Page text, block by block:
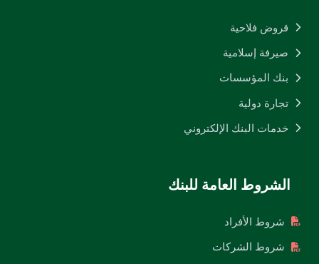
قروض فلاحية
صيرفة إسلامية
بنك المؤسسات
تجارة دولية
خدمات البنك الإلكتروني
الشروط العامة للبنك
شروط الأفراد
شروط الشركات